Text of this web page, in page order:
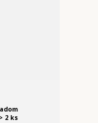
> 2 ks